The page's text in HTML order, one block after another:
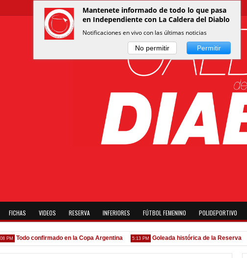
FICHAS VIDEOS RESERVA INFERIORES FÚTBOL FEMENINO POLIDEPORTIVO
Todo confirmado en la Copa Argentina 5:13 PM Goleada histórica de la Reserva 1:52
Mantenete informado de todo lo que pasa
en Independiente con La Caldera del Diablo
Notificaciones en vivo con las últimas noticias
No permitir Permitir